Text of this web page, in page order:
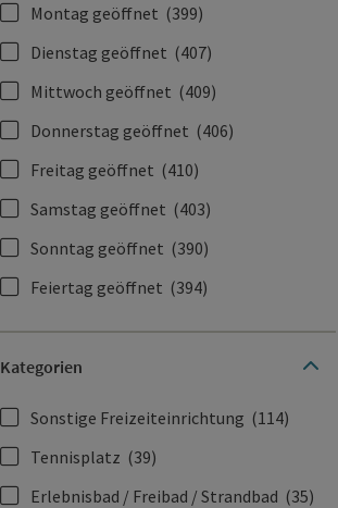
Montag geöffnet (399)
Dienstag geöffnet (407)
Mittwoch geöffnet (409)
Donnerstag geöffnet (406)
Freitag geöffnet (410)
Samstag geöffnet (403)
Sonntag geöffnet (390)
Feiertag geöffnet (394)
Kategorien
Sonstige Freizeiteinrichtung (114)
Tennisplatz (39)
Erlebnisbad / Freibad / Strandbad (35)